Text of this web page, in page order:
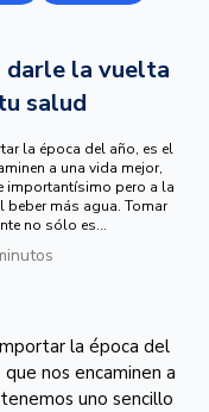
darle la vuelta
salud
la época del año, es el
a una vida mejor,
importantísimo pero a la
más agua. Tomar
no sólo es...
la época del
nos encaminen a
uno sencillo